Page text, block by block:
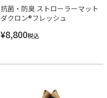
抗菌・防臭 ストローラーマット
ダクロン®フレッシュ
¥8,800税込